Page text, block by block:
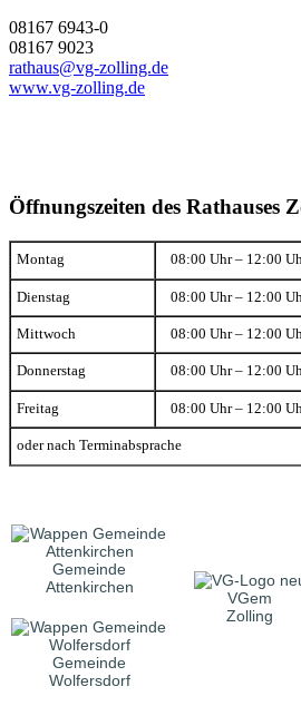
08167 6943-0
08167 9023
rathaus@vg-zolling.de
www.vg-zolling.de
Öffnungszeiten des Rathauses
Montag 08:00 Uhr – 12:00
Dienstag 08:00 Uhr – 12:00
Mittwoch 08:00 Uhr – 12:00
Donnerstag 08:00 Uhr – 12:00
Freitag 08:00 Uhr – 12:00
oder nach Terminabsprache
Gemeinde
Attenkirchen
VGem
Zolling
Gemeinde
Wolfersdorf